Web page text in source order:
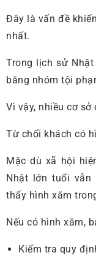
Đây là vấn đề
nhất.
Trong lịch sử
băng nhóm tội
Vì vậy, nhiều cơ
Từ chối khách có
Mặc dù xã hội
Nhật lớn tuổi
thấy hình xăm
Nếu có hình xăm,
Kiểm tra quy